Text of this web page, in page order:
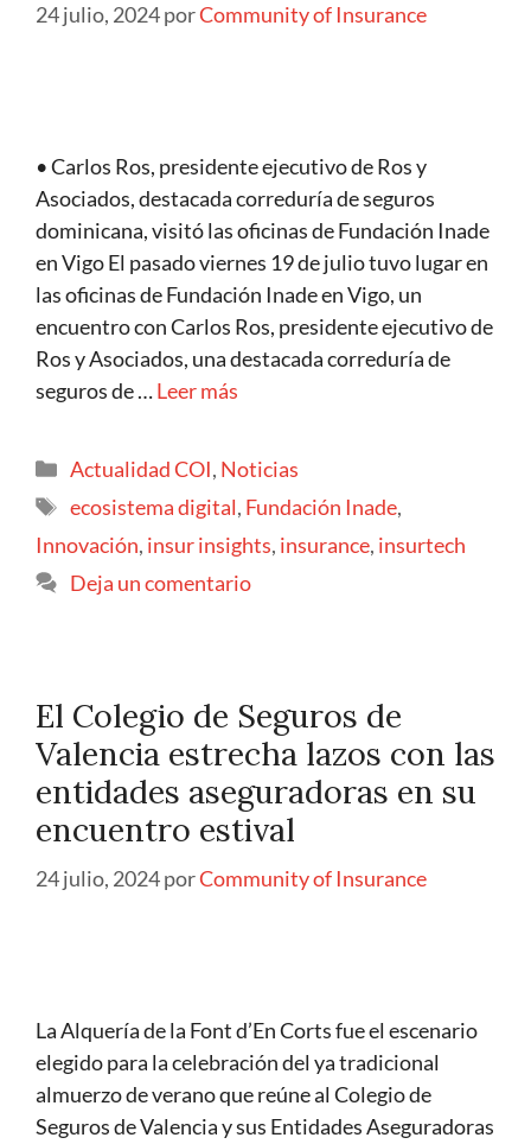
24 julio, 2024porCommunity of Insurance
• Carlos Ros, presidente ejecutivo de Ros y
Asociados, destacada correduría de seguros
dominicana, visitó las oficinas de Fundación Inade
en Vigo El pasado viernes 19 de julio tuvo lugar en
las oficinas de Fundación Inade en Vigo, un
encuentro con Carlos Ros, presidente ejecutivo de
Ros y Asociados, una destacada correduría de
seguros de …Leer más
Actualidad COI, Noticias
ecosistema digital, Fundación Inade,
Innovación, insur insights, insurance, insurtech
Deja un comentario
El Colegio de Seguros de
Valencia estrecha lazos con las
entidades aseguradoras en su
encuentro estival
24 julio, 2024porCommunity of Insurance
La Alquería de la Font d’En Corts fue el escenario
elegido para la celebración del ya tradicional
almuerzo de verano que reúne al Colegio de
Seguros de Valencia y sus Entidades Aseguradoras